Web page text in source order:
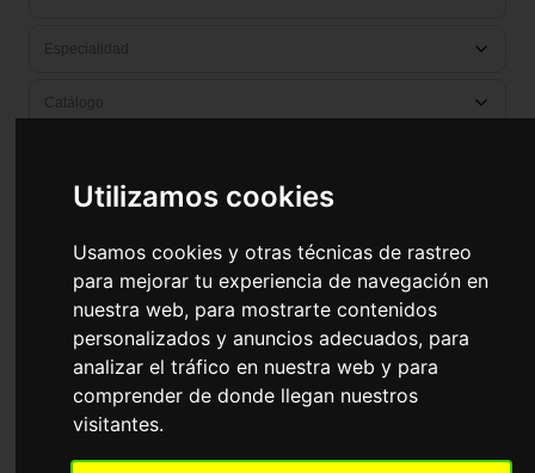
Utilizamos cookies
Usamos cookies y otras técnicas de rastreo
para mejorar tu experiencia de navegación en
nuestra web, para mostrarte contenidos
personalizados y anuncios adecuados, para
analizar el tráfico en nuestra web y para
comprender de donde llegan nuestros
visitantes.
Especialidad
Catálogo
bolsas y oposiciones de Estética
Integral y Bienestar